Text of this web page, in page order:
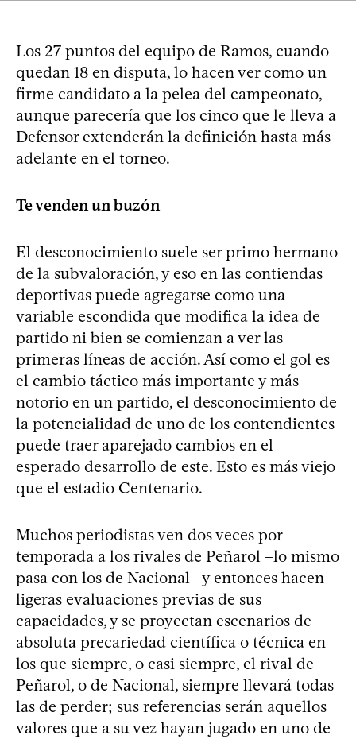
Los 27 puntos del equipo de Ramos, cuando
quedan 18 en disputa, lo hacen ver como un
firme candidato a la pelea del campeonato,
aunque parecería que los cinco que le lleva a
Defensor extenderán la definición hasta más
adelante en el torneo.
Te venden un buzón
El desconocimiento suele ser primo hermano
de la subvaloración, y eso en las contiendas
deportivas puede agregarse como una
variable escondida que modifica la idea de
partido ni bien se comienzan a ver las
primeras líneas de acción. Así como el gol es
el cambio táctico más importante y más
notorio en un partido, el desconocimiento de
la potencialidad de uno de los contendientes
puede traer aparejado cambios en el
esperado desarrollo de este. Esto es más viejo
que el estadio Centenario.
Muchos periodistas ven dos veces por
temporada a los rivales de Peñarol –lo mismo
pasa con los de Nacional– y entonces hacen
ligeras evaluaciones previas de sus
capacidades, y se proyectan escenarios de
absoluta precariedad científica o técnica en
los que siempre, o casi siempre, el rival de
Peñarol, o de Nacional, siempre llevará todas
las de perder; sus referencias serán aquellos
valores que a su vez hayan jugado en uno de